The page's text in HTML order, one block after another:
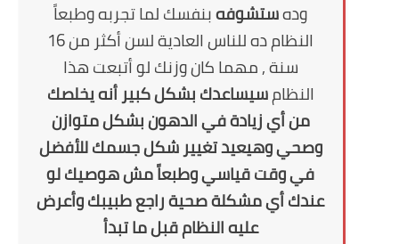
ودهستشوفهبنفسك لما تجربه وطبعاً
النظام ده للناس العادية لسن أكثر من 16
سنة , مهما كان وزنك لو أتبعت هذا
النظامسيساعدكبشكل كبير أنه يخلصك
من أي زيادة في الدهون بشكل متوازن
وصحي وهيعيد تغيير شكل جسمك للأفضل
في وقت قياسي وطبعاً مش هوصيك لو
عندك أي مشكلة صحية راجع طبيبك وأعرض
عليه النظام قبل ما تبدأ